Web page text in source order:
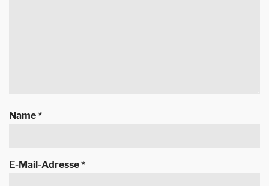
Name*
E-Mail-Adresse*